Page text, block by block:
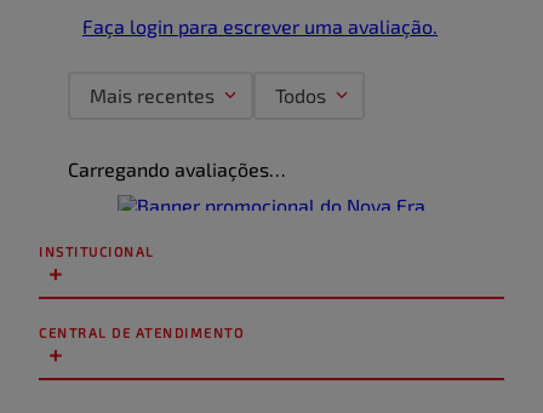
Faça login para escrever uma avaliação.
Mais recentes Todos
Carregando avaliações…
INSTITUCIONAL
+
CENTRAL DE ATENDIMENTO
+